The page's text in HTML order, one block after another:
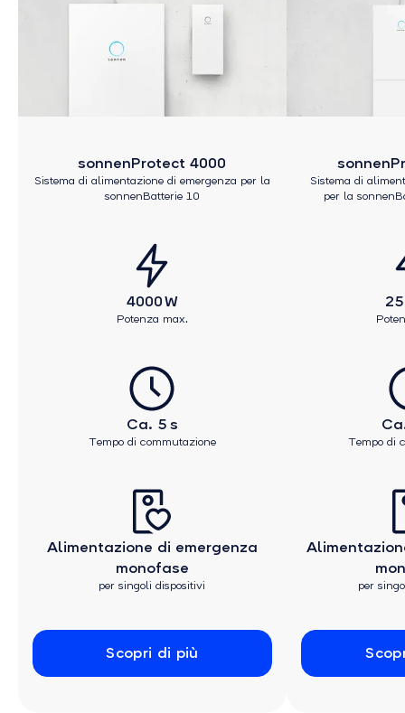
sonnenProtect 4000
Sistema di alimentazione di emergenza per la
sonnenBatterie 10
4000 W
Potenza max.
Ca. 5 s
Tempo di commutazione
Alimentazione di emergenza
monofase
per singoli dispositivi
Scopri di più
Sistema di
per la
Tempo di
per